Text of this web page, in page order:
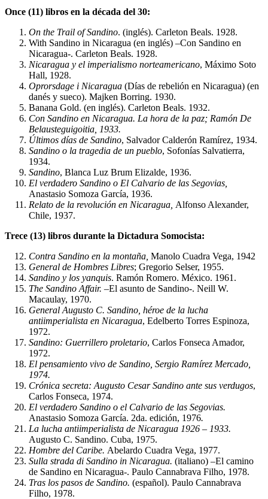
Once (11) libros en la década del 30:
On the Trail of Sandino. (inglés). Carleton Beals. 1928.
With Sandino in Nicaragua (en inglés) –Con Sandino en
Nicaragua-. Carleton Beals. 1928.
Nicaragua y el imperialismo norteamericano, Máximo Soto
Hall, 1928.
Oprorsdage i Nicaragua (Días de rebelión en Nicaragua) (en
danés y sueco). Majken Borring. 1930.
Banana Gold. (en inglés). Carleton Beals. 1932.
Con Sandino en Nicaragua. La hora de la paz; Ramón De
Belausteguigoitia, 1933.
Últimos días de Sandino, Salvador Calderón Ramírez, 1934.
Sandino o la tragedia de un pueblo, Sofonías Salvatierra,
1934.
Sandino, Blanca Luz Brum Elizalde, 1936.
El verdadero Sandino o El Calvario de las Segovias,
Anastasio Somoza García, 1936.
Relato de la revolución en Nicaragua, Alfonso Alexander,
Chile, 1937.
Trece (13) libros durante la Dictadura Somocista:
Contra Sandino en la montaña, Manolo Cuadra Vega, 1942
General de Hombres Libres; Gregorio Selser, 1955.
Sandino y los yanquis. Ramón Romero. México. 1961.
The Sandino Affair. –El asunto de Sandino-. Neill W.
Macaulay, 1970.
General Augusto C. Sandino, héroe de la lucha
antiimperialista en Nicaragua, Edelberto Torres Espinoza,
1972.
Sandino: Guerrillero proletario, Carlos Fonseca Amador,
1972.
El pensamiento vivo de Sandino, Sergio Ramírez Mercado,
1974.
Crónica secreta: Augusto Cesar Sandino ante sus verdugos,
Carlos Fonseca, 1974.
El verdadero Sandino o el Calvario de las Segovias.
Anastasio Somoza García. 2da. edición, 1976.
La lucha antiimperialista de Nicaragua 1926 – 1933.
Augusto C. Sandino. Cuba, 1975.
Hombre del Caribe. Abelardo Cuadra Vega, 1977.
Sulla strada di Sandino in Nicaragua. (italiano) –El camino
de Sandino en Nicaragua-. Paulo Cannabrava Filho, 1978.
Tras los pasos de Sandino. (español). Paulo Cannabrava
Filho, 1978.